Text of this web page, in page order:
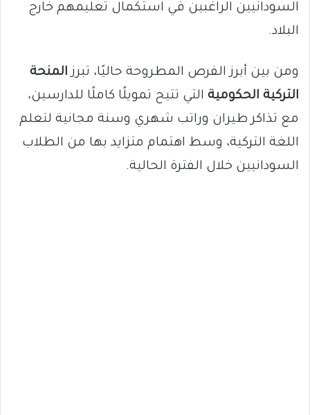
السودانيين الراغبين في استكمال تعليمهم خارج
البلاد.
ومن بين أبرز الفرص المطروحة حاليًا، تبرز المنحة
التركية الحكومية التي تتيح تمويلًا كاملًا للدارسين،
مع تذاكر طيران وراتب شهري وسنة مجانية لتعلم
اللغة التركية، وسط اهتمام متزايد بها من الطلاب
السودانيين خلال الفترة الحالية.